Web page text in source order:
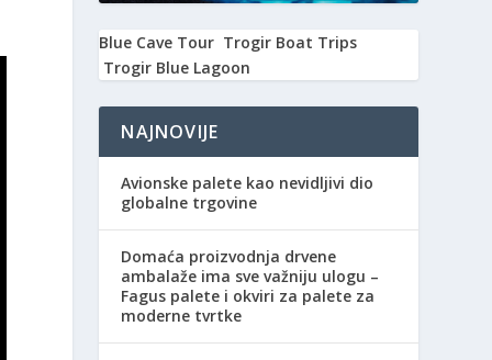
Blue Cave Tour Trogir Boat Trips
Trogir Blue Lagoon
NAJNOVIJE
Avionske palete kao nevidljivi dio
globalne trgovine
Domaća proizvodnja drvene
ambalaže ima sve važniju ulogu –
Fagus palete i okviri za palete za
moderne tvrtke